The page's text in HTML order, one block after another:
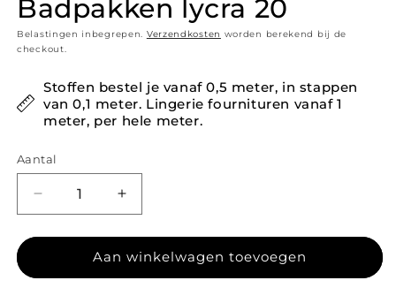
Badpakken lycra 20
Belastingen inbegrepen. Verzendkosten worden berekend bij de
checkout.
Stoffen bestel je vanaf 0,5 meter, in stappen
van 0,1 meter. Lingerie fournituren vanaf 1
meter, per hele meter.
Aantal
Aantal verlagen voor Badpakken lycra 20
Aantal verhogen voor Badpakken
Aan winkelwagen toevoegen